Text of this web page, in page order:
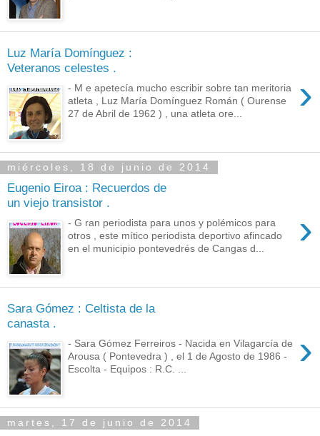
Luz María Domínguez :
Veteranos celestes .
›
- M e apetecía mucho escribir sobre tan meritoria
atleta , Luz María Domínguez Román ( Ourense
27 de Abril de 1962 ) , una atleta ore...
miércoles, 18 de junio de 2014
Eugenio Eiroa : Recuerdos de
un viejo transistor .
›
- G ran periodista para unos y polémicos para
otros , este mítico periodista deportivo afincado
en el municipio pontevedrés de Cangas d...
Sara Gómez : Celtista de la
canasta .
›
- Sara Gómez Ferreiros - Nacida en Vilagarcía de
Arousa ( Pontevedra ) , el 1 de Agosto de 1986 -
Escolta - Equipos : R.C. ...
martes, 17 de junio de 2014